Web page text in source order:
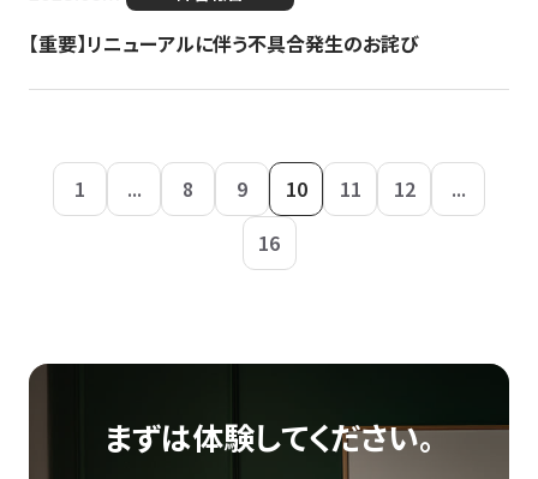
【重要】リニューアルに伴う不具合発生のお詫び
1 ... 8 9 10 11 12
...
16
まずは体験してください。